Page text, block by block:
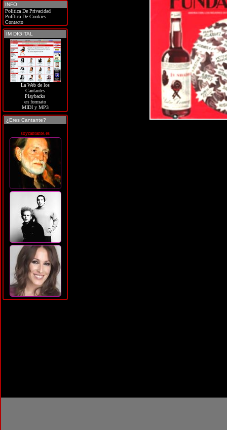
INFO
Política De Privacidad
Política De Cookies
Contacto
IM DIGITAL
La Web de los
Cantantes
Playbacks
en formato
MIDI y MP3
¿Eres Cantante?
soycantante.es